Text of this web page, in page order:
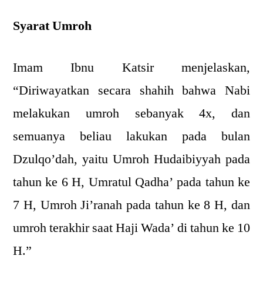
Syarat Umroh
Imam Ibnu Katsir menjelaskan,
“Diriwayatkan secara shahih bahwa Nabi
melakukan umroh sebanyak 4x, dan
semuanya beliau lakukan pada bulan
Dzulqo’dah, yaitu Umroh Hudaibiyyah pada
tahun ke 6 H, Umratul Qadha’ pada tahun ke
7 H, Umroh Ji’ranah pada tahun ke 8 H, dan
umroh terakhir saat Haji Wada’ di tahun ke 10
H.”